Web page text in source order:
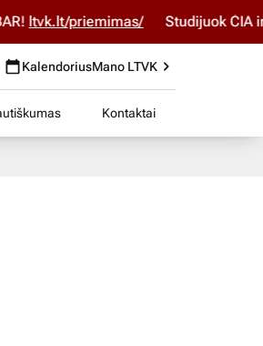
priemimas/ Studijuok ČIA ir
KalendoriusMano LTVK
Kontaktai